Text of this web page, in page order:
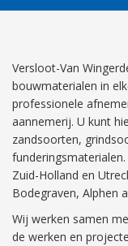
Versloot-Van
bouwmaterialen in
professionele
aannemerij. U kunt
zandsoorten,
Zuid-Holland en
Bodegraven, Alphen
Wij werken samen
de werken en